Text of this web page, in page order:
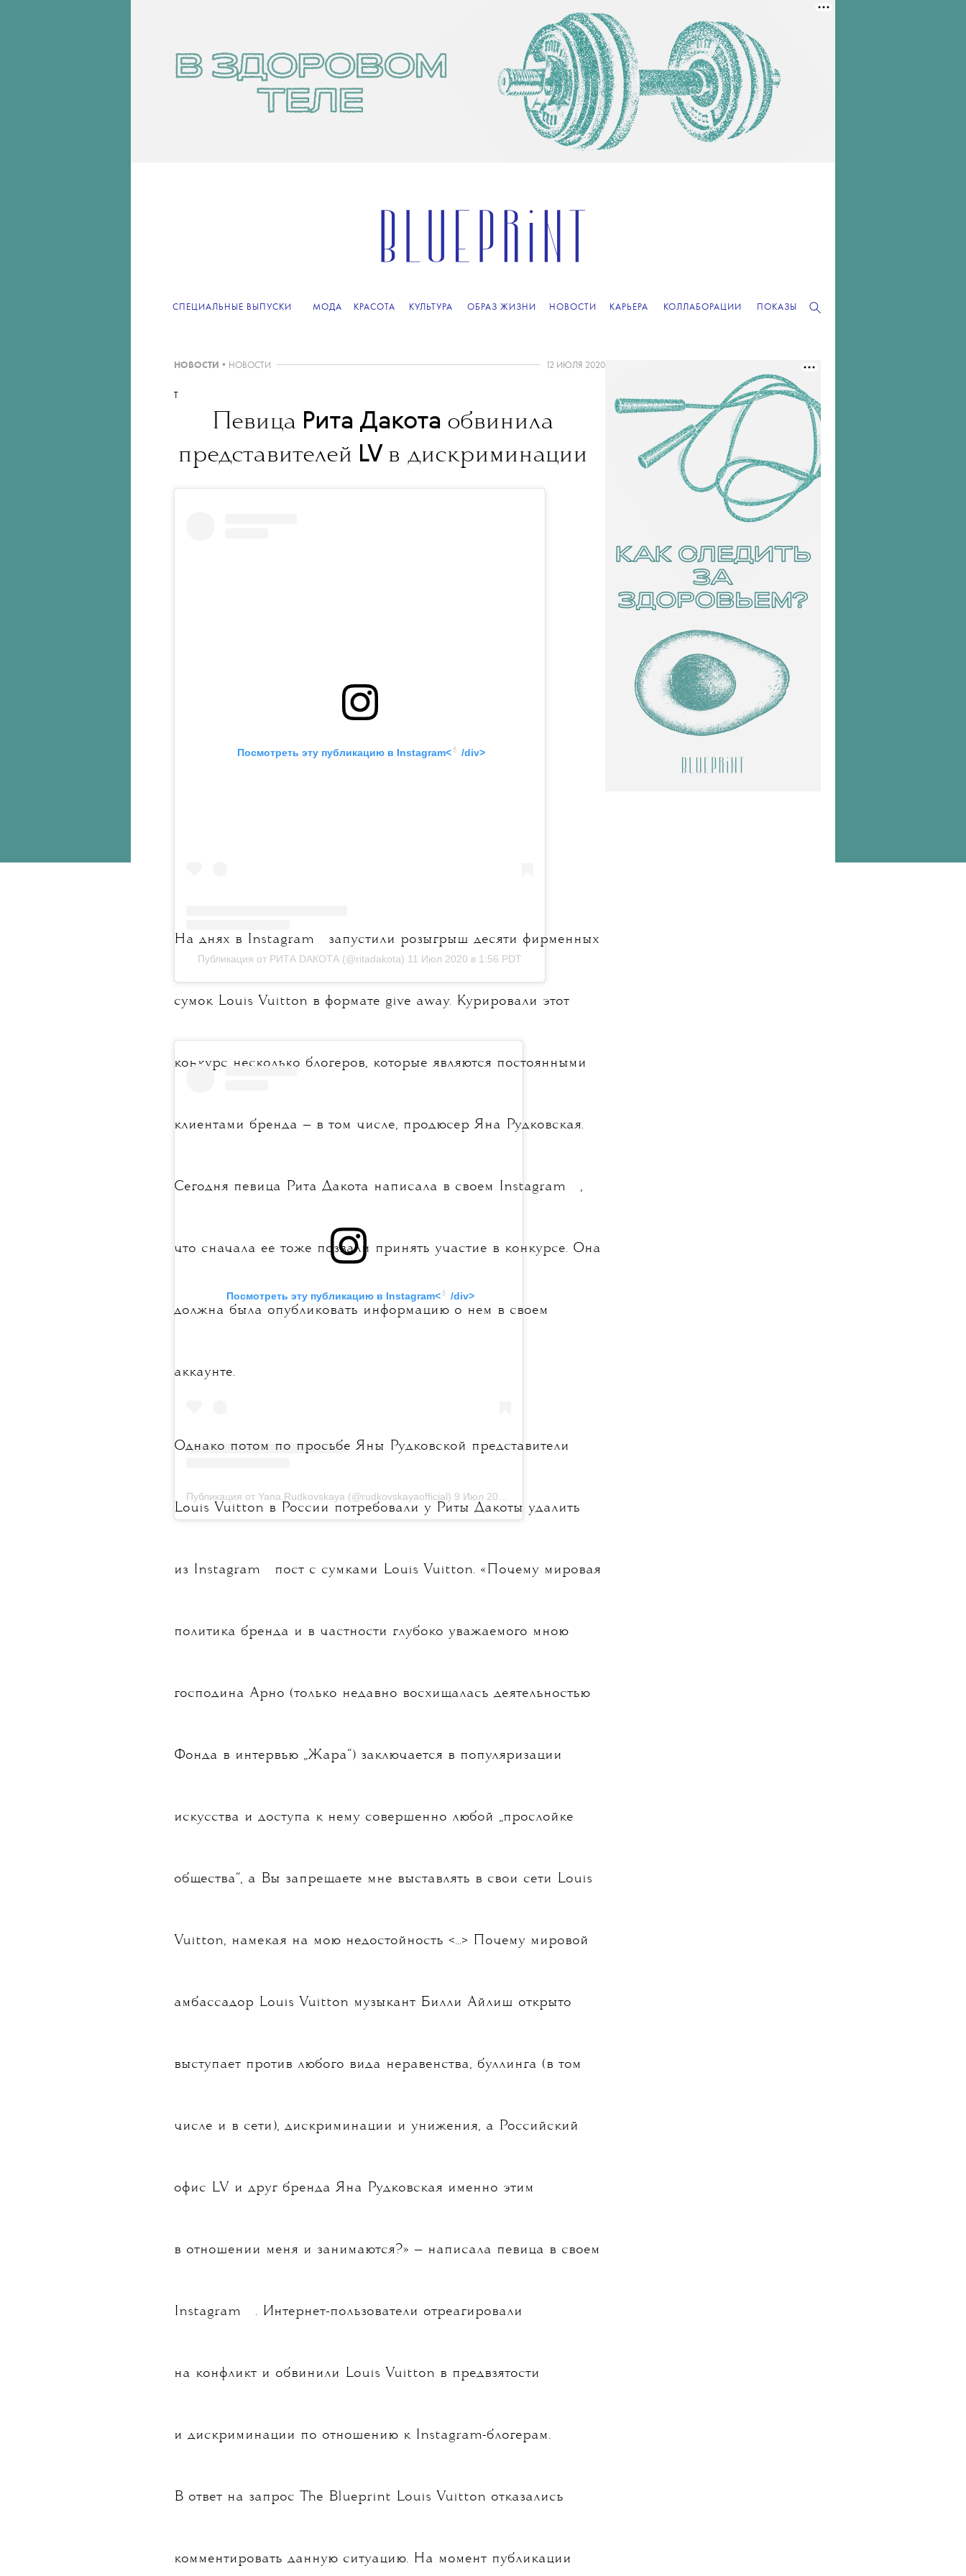
СПЕЦИАЛЬНЫЕ ВЫПУСКИ МОДА КРАСОТА КУЛЬТУРА ОБРАЗ ЖИЗНИ НОВОСТИ КАРЬЕРА КОЛЛАБОРАЦИИ ПОКАЗЫ
НОВОСТИ • НОВОСТИ 12 ИЮЛЯ 2020
Певица Рита Дакота обвинила
представителей LV в дискриминации
Посмотреть эту публикацию в Instagram<💧 /div>
Публикация от РИТА DАКОТА (@ritadakota) 11 Июл 2020 в 1:56 PDT
На днях в Instagram запустили розыгрыш десяти фирменных
сумок Louis Vuitton в формате give away. Курировали этот
конкурс несколько блогеров, которые являются постоянными
клиентами бренда — в том числе, продюсер Яна Рудковская.
Сегодня певица Рита Дакота написала в своем Instagram ,
что сначала ее тоже позвали принять участие в конкурсе. Она
должна была опубликовать информацию о нем в своем
аккаунте.
Посмотреть эту публикацию в Instagram<💧 /div>
Публикация от Yana Rudkovskaya (@rudkovskayaofficial) 9 Июл 2020 в 8:51 PDT
Однако потом по просьбе Яны Рудковской представители
Louis Vuitton в России потребовали у Риты Дакоты удалить
из Instagram пост с сумками Louis Vuitton. «Почему мировая
политика бренда и в частности глубоко уважаемого мною
господина Арно (только недавно восхищалась деятельностью
Фонда в интервью „Жара“) заключается в популяризации
искусства и доступа к нему совершенно любой „прослойке
общества“, а Вы запрещаете мне выставлять в свои сети Louis
Vuitton, намекая на мою недостойность <...> Почему мировой
амбассадор Louis Vuitton музыкант Билли Айлиш открыто
выступает против любого вида неравенства, буллинга (в том
числе и в сети), дискриминации и унижения, а Российский
офис LV и друг бренда Яна Рудковская именно этим
в отношении меня и занимаются?» — написала певица в своем
Instagram . Интернет-пользователи отреагировали
на конфликт и обвинили Louis Vuitton в предвзятости
и дискриминации по отношению к Instagram-блогерам.
В ответ на запрос The Blueprint Louis Vuitton отказались
комментировать данную ситуацию. На момент публикации